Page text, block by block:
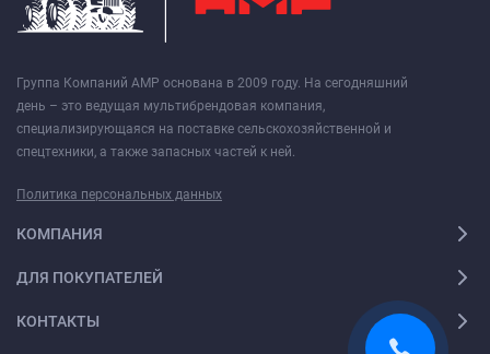
Группа Компаний АМР основана в 2009 году. На сегодняшний
день – это ведущая мультибрендовая компания,
специализирующаяся на поставке сельскохозяйственной и
спецтехники, а также запасных частей к ней.
Политика персональных данных
КОМПАНИЯ
ДЛЯ ПОКУПАТЕЛЕЙ
КОНТАКТЫ